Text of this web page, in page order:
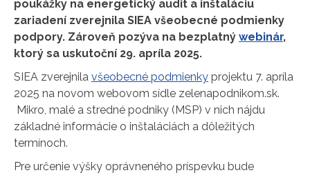
poukážky na energetický audit a inštaláciu
zariadení zverejnila SIEA všeobecné podmienky
podpory. Zároveň pozýva na bezplatný webinár,
ktorý sa uskutoční 29. apríla 2025.
SIEA zverejnila všeobecné podmienky projektu 7. apríla
2025 na novom webovom sídle zelenapodnikom.sk.
Mikro, malé a stredné podniky (MSP) v nich nájdu
základné informácie o inštaláciách a dôležitých
termínoch.
Pre určenie výšky oprávneného príspevku bude